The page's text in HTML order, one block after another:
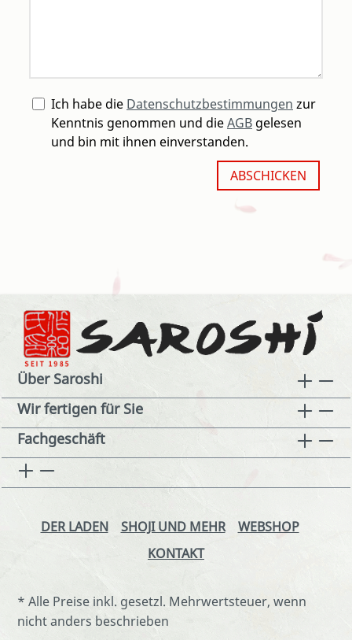
Ich habe die Datenschutzbestimmungen zur
Kenntnis genommen und dieAGB gelesen
und bin mit ihnen einverstanden.
ABSCHICKEN
Über Saroshi
Wir fertigen für Sie
Fachgeschäft
DER LADEN SHOJI UND MEHR
WEBSHOP
KONTAKT
* Alle Preise inkl. gesetzl. Mehrwertsteuer, wenn
nicht anders beschrieben